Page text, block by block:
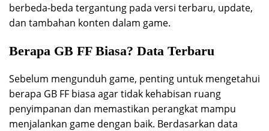
berbeda-beda tergantung pada versi terbaru, update,
dan tambahan konten dalam game.
Berapa GB FF Biasa? Data Terbaru
Sebelum mengunduh game, penting untuk mengetahui
berapa GB FF biasa agar tidak kehabisan ruang
penyimpanan dan memastikan perangkat mampu
menjalankan game dengan baik. Berdasarkan data